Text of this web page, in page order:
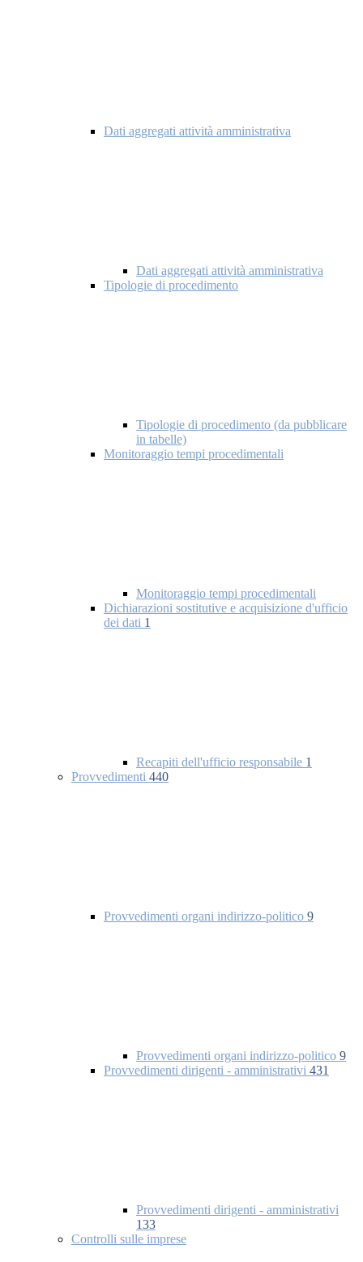
Dati aggregati attività amministrativa
Dati aggregati attività amministrativa
Tipologie di procedimento
Tipologie di procedimento (da pubblicare
in tabelle)
Monitoraggio tempi procedimentali
Monitoraggio tempi procedimentali
Dichiarazioni sostitutive e acquisizione d'ufficio
dei dati 1
Recapiti dell'ufficio responsabile 1
Provvedimenti 440
Provvedimenti organi indirizzo-politico 9
Provvedimenti organi indirizzo-politico 9
Provvedimenti dirigenti - amministrativi 431
Provvedimenti dirigenti - amministrativi
133
Controlli sulle imprese